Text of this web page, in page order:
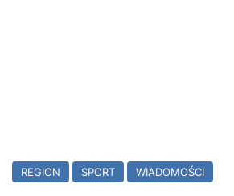
REGION SPORT WIADOMOŚCI